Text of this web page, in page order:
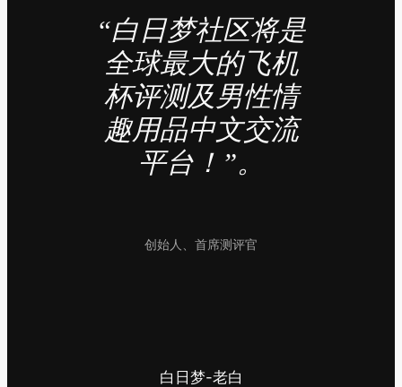
“白日梦社区将是
全球最大的飞机
杯评测及男性情
趣用品中文交流
平台！”。
创始人、首席测评官
白日梦-老白